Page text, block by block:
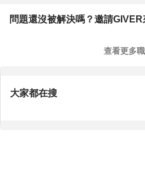
問題還沒被解決嗎？邀請GIVER
查看更多
大家都在搜